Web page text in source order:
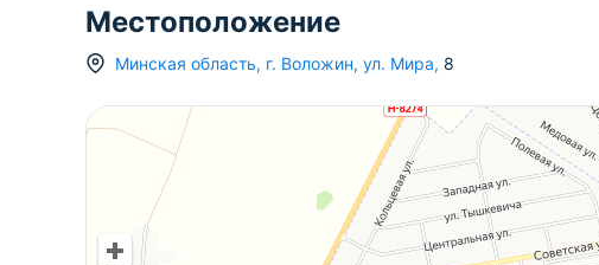
Местоположение
Минская область, г. Воложин, ул. Мира, 8